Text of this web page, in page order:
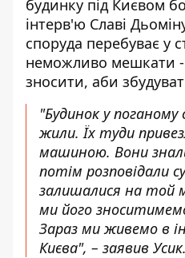
будинку під Києвом
інтерв'ю Славі
споруда перебуває у
неможливо мешкати -
зносити, аби
"Будинок у
жили. Їх туди
машиною. Вони
потім розповідали
залишалися на
ми його
Зараз ми живемо в
Києва", – заявив Усик.